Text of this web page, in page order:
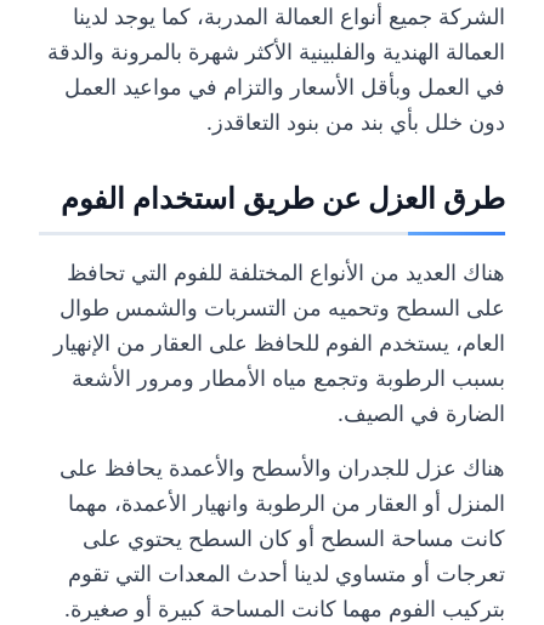
الشركة جميع أنواع العمالة المدربة، كما يوجد لدينا
العمالة الهندية والفلبينية الأكثر شهرة بالمرونة والدقة
في العمل وبأقل الأسعار والتزام في مواعيد العمل
دون خلل بأي بند من بنود التعاقدز.
طرق العزل عن طريق استخدام الفوم
هناك العديد من الأنواع المختلفة للفوم التي تحافظ
على السطح وتحميه من التسربات والشمس طوال
العام، يستخدم الفوم للحافظ على العقار من الإنهيار
بسبب الرطوبة وتجمع مياه الأمطار ومرور الأشعة
الضارة في الصيف.
هناك عزل للجدران والأسطح والأعمدة يحافظ على
المنزل أو العقار من الرطوبة وانهيار الأعمدة، مهما
كانت مساحة السطح أو كان السطح يحتوي على
تعرجات أو متساوي لدينا أحدث المعدات التي تقوم
بتركيب الفوم مهما كانت المساحة كبيرة أو صغيرة.